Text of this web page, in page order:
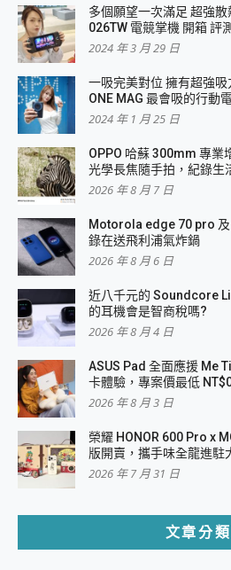
多個願望一次滿足 超強
026TW 電競掌機 開箱 評測
2024 年 3 月 29 日
一吸完美對位 擁有超強
ONE MAG 最會吸的行動
2024 年 1 月 25 日
OPPO 哈蘇 300mm 專業
光學長焦隨手拍，紀錄生
2026 年 8 月 7 日
Motorola edge 70 pro
錄在送飛利浦氣炸鍋
2026 年 8 月 6 日
近八千元的 Soundcore
的耳機會是智商稅嗎?
2026 年 8 月 4 日
ASUS Pad 全面應援 Me
卡體驗，專案價最低
2026 年 8 月 3 日
榮耀 HONOR 600 Pro x
版開賣，攜手味全龍進駐
2026 年 7 月 31 日
文章分類